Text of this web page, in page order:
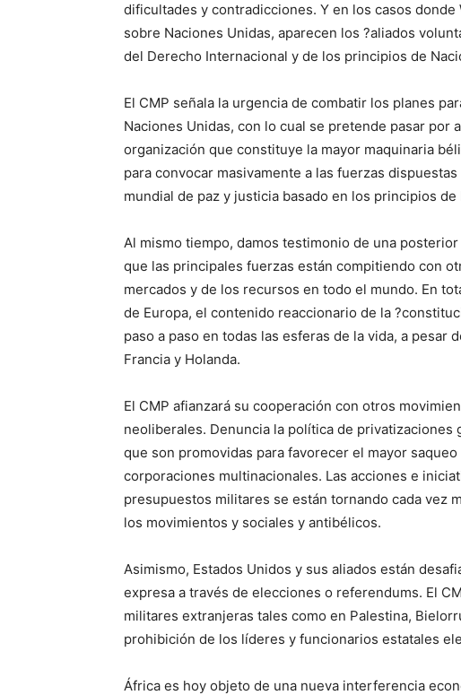
dificultades y contradicciones. Y en los casos
sobre Naciones Unidas, aparecen los ?aliados
del Derecho Internacional y de los principios de
El CMP señala la urgencia de combatir los planes
Naciones Unidas, con lo cual se pretende pasar
organización que constituye la mayor maquinaria
para convocar masivamente a las fuerzas
mundial de paz y justicia basado en los principios
Al mismo tiempo, damos testimonio de una
que las principales fuerzas están compitiendo con
mercados y de los recursos en todo el mundo. En
de Europa, el contenido reaccionario de la
paso a paso en todas las esferas de la vida, a pesar
Francia y Holanda.
El CMP afianzará su cooperación con otros
neoliberales. Denuncia la política de
que son promovidas para favorecer el mayor
corporaciones multinacionales. Las acciones e
presupuestos militares se están tornando cada vez
los movimientos y sociales y antibélicos.
Asimismo, Estados Unidos y sus aliados están
expresa a través de elecciones o referendums. El
militares extranjeras tales como en Palestina,
prohibición de los líderes y funcionarios estatales
África es hoy objeto de una nueva interferencia